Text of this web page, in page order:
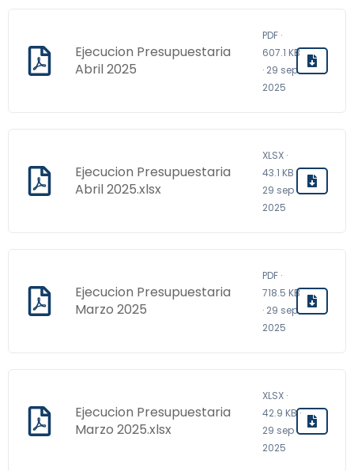
Ejecucion Presupuestaria
Abril 2025
PDF ·
607.1 KB
· 29 sep
2025
Ejecucion Presupuestaria
Abril 2025.xlsx
XLSX ·
43.1 KB ·
29 sep
2025
Ejecucion Presupuestaria
Marzo 2025
PDF ·
718.5 KB
· 29 sep
2025
Ejecucion Presupuestaria
Marzo 2025.xlsx
XLSX ·
42.9 KB ·
29 sep
2025